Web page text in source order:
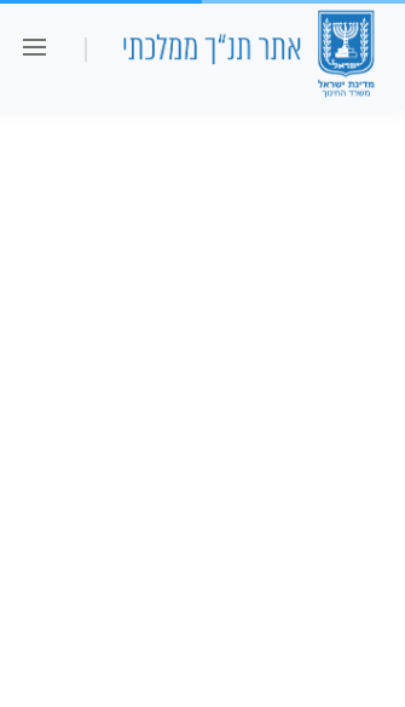
כיתה ו